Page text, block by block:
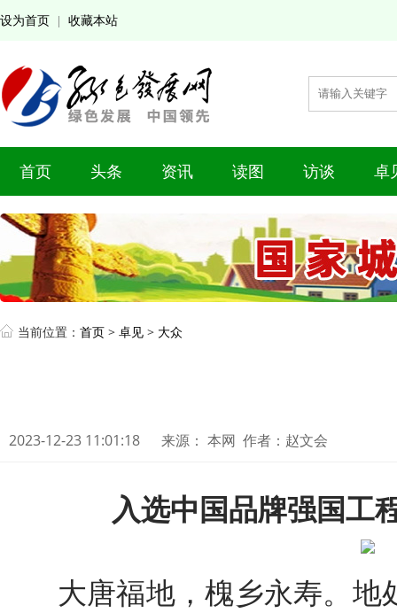
设为首页 收藏本站
首页 头条 资讯 读图 访谈 卓
当前位置： 首页 > 卓见 > 大众
2023-12-23 11:01:18 来源： 本网 作者：赵文会
入选中国品牌强国工
大唐福地，槐乡永寿。地